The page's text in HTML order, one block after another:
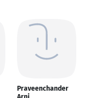
Praveenchander